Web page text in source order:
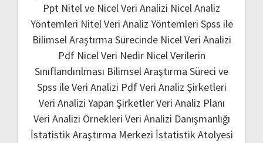
Ppt Nitel ve Nicel Veri Analizi Nicel Analiz
Yöntemleri Nitel Veri Analiz Yöntemleri Spss ile
Bilimsel Araştırma Sürecinde Nicel Veri Analizi
Pdf Nicel Veri Nedir Nicel Verilerin
Sınıflandırılması Bilimsel Araştırma Süreci ve
Spss ile Veri Analizi PdfVeri Analiz Şirketleri
Veri Analizi Yapan ŞirketlerVeri Analiz Planı
Veri Analizi Örnekleri Veri Analizi Danışmanlığı
İstatistik Araştırma Merkezi İstatistik Atolyesi